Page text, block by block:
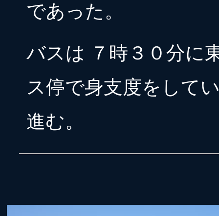
であった。
バスは ７時３０分に
ス停で身支度をして
進む。